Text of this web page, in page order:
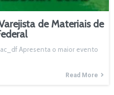
de Materiais de
Apresenta o maior evento
Read More